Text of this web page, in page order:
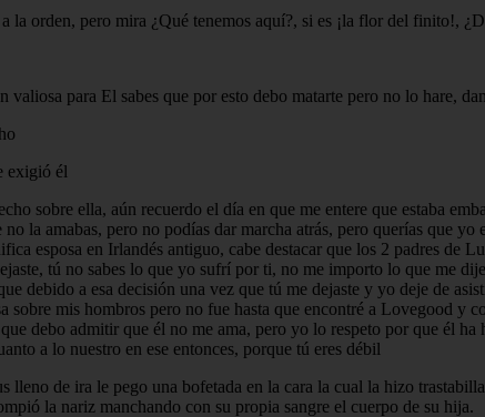
orden, pero mira ¿Qué tenemos aquí?, si es ¡la flor del finito!,
para El sabes que por esto debo matarte pero no lo hare,
exigió él
sobre ella, aún recuerdo el día en que me entere que estaba
la amabas, pero no podías dar marcha atrás, pero querías que
esposa en Irlandés antiguo, cabe destacar que los 2 padres de
tú no sabes lo que yo sufrí por ti, no me importo lo que me
debido a esa decisión una vez que tú me dejaste y yo deje de
mis hombros pero no fue hasta que encontré a Lovegood y
debo admitir que él no me ama, pero yo lo respeto por que él
a lo nuestro en ese entonces, porque tú eres débil
de ira le pego una bofetada en la cara la cual la hizo
la nariz manchando con su propia sangre el cuerpo de su hija.